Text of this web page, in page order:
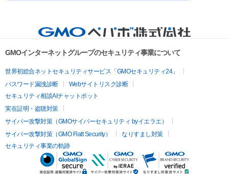
GMOインターネットグループのセキュリティ事業について
世界初総合ネットセキュリティサービス「GMOセキュリティ24」
パスワード漏洩診断
Webサイトリスク診断
セキュリティ相談AIチャットボット
実在証明・盗聴対策
サイバー攻撃対策（GMOサイバーセキュリティ byイエラエ）
サイバー攻撃対策（GMO Flatt Security）
なりすまし対策
セキュリティ事業の軌跡